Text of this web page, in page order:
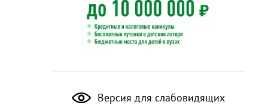
Версия для слабовидящих